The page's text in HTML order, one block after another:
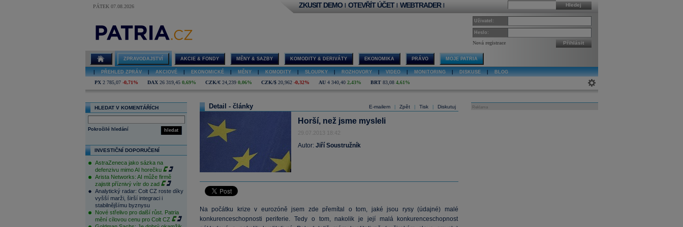
PÁTEK 07.08.2026 Hledej
ZKUSIT DEMO | OTEVŘÍT ÚČET | WEBTRADER |
Uživatel:
Heslo:
Nová registrace Přihlásit
ZPRAVODAJSTVÍ AKCIE & FONDY MĚNY & SAZBY KOMODITY & DERIVÁTY EKONOMIKA PRÁVO MOJE PATRIA
PŘEHLED ZPRÁV AKCIOVÉ EKONOMICKÉ MĚNY KOMODITY SLOUPKY ROZHOVORY VIDEO MONITORING DISKUSE BLOG
PX 2 785,07 -0,71% DAX 26 319,45 0,69% CZK/€ 24,239 0,06% CZK/$ 20,962 -0,32% AU 4 340,40 2,43% BRT 83,08 4,61%
HLEDAT V KOMENTÁŘÍCH
hledat
Pokročilé hledání
INVESTIČNÍ DOPORUČENÍ
AstraZeneca jako sázka na
defenzivu mimo AI horečku
Arista Networks: AI může firmě
zajistit příznivý vítr do zad
Analytický radar: Colt CZ roste díky
vyšší marži, širší integraci i
stabilnějšímu byznysu
Nové střelivo pro další růst. Patria
mění cílovou cenu pro Colt CZ
E-mailem Zpět Tisk Diskutuj
Detail - články
Horší, než jsme mysleli
29.07.2013 18:42
Autor: Jiří Soustružník
Na počátku krize v eurozóně jsem zde přemítal o tom, jaké jsou rysy (údajné) malé
konkurenceschopnosti periferie. Tedy o tom, nakolik je její malá konkurenceschopnost
Reklama